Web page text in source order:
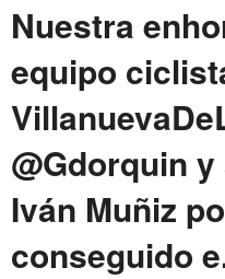
Nuestra
equipo
@Gdorquin
Iván Muñiz
conseguido